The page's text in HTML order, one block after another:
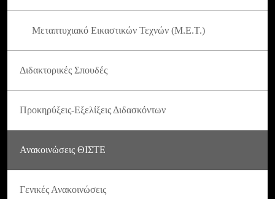
Μεταπτυχιακό Εικαστικών Τεχνών (Μ.Ε.Τ.)
Διδακτορικές Σπουδές
Προκηρύξεις-Εξελίξεις Διδασκόντων
Ανακοινώσεις ΘΙΣΤΕ
Γενικές Ανακοινώσεις